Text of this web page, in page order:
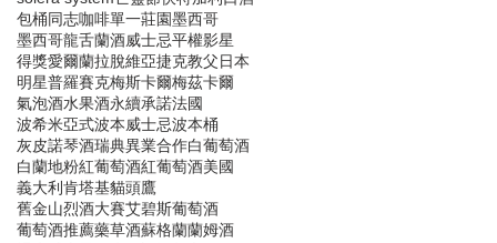
包桶同志咖啡單一莊園墨西哥
墨西哥龍舌蘭酒威士忌平權影星
得獎愛爾蘭拉脫維亞捷克教父日本
明星普羅賽克梅斯卡爾梅茲卡爾
氣泡酒水果酒永續承諾法國
波希米亞式波本威士忌波本桶
灰皮諾琴酒瑞典異業合作白葡萄酒
白蘭地粉紅葡萄酒紅葡萄酒美國
義大利 肯塔基貓頭鷹
舊金山烈酒大賽艾碧斯葡萄酒
葡萄酒推薦藥草酒蘇格蘭蘭姆酒